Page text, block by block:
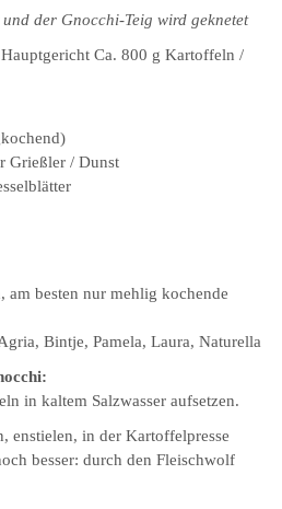
der Gnocchi-Teig wird geknetet
Ca. 800 g Kartoffeln /
Grießler / Dunst
besten nur mehlig kochende
Bintje, Pamela, Laura, Naturella
in kaltem Salzwasser aufsetzen.
enstielen, in der Kartoffelpresse
besser: durch den Fleischwolf